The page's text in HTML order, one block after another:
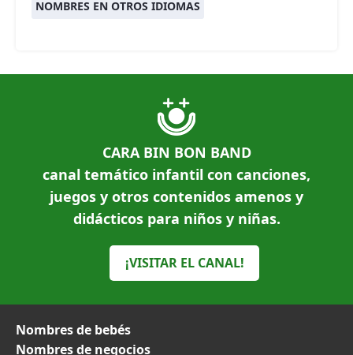
NOMBRES EN OTROS IDIOMAS
CARA BIN BON BAND
canal temático infantil con canciones,
juegos y otros contenidos amenos y
didácticos para niños y niñas.
¡VISITAR EL CANAL!
Nombres de bebés
Nombres de negocios